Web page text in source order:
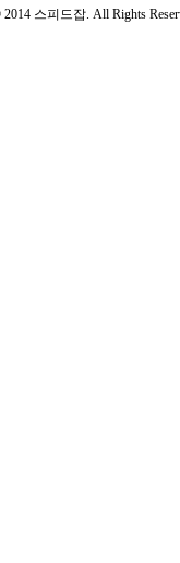
스피드잡. All Rights